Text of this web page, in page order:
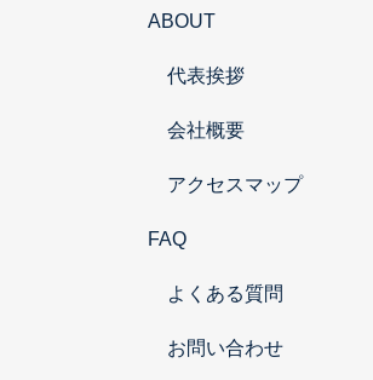
ABOUT
代表挨拶
会社概要
アクセスマップ
FAQ
よくある質問
お問い合わせ